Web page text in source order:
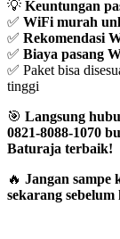
💡 Keuntungan
✅ WiFi murah
✅ Rekomendasi
✅ Biaya pasang
✅ Paket bisa
tinggi
🎯 Langsung
0821-8088-1070
Baturaja terbaik!
🔥 Jangan sampe
sekarang